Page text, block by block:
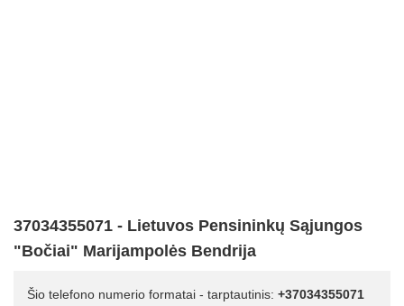
37034355071 - Lietuvos Pensininkų Sąjungos
"Bočiai" Marijampolės Bendrija
Šio telefono numerio formatai - tarptautinis: +37034355071